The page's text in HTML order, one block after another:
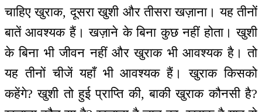
चाहिए खुराक, दूसरा खुशी और तीसरा खज़ाना। यह तीनों
बातें आवश्यक हैं। खज़ाने के बिना कुछ नहीं होता। खुशी
के बिना भी जीवन नहीं और खुराक भी आवश्यक है। तो
यह तीनों चीजें यहाँ भी आवश्यक हैं। खुराक किसको
कहेंगे? खुशी तो हुई प्राप्ति की, बाकी खुराक कौनसी है?